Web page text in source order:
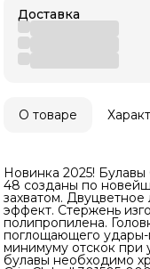
Доставка
О товаре
Новинка 2025!
48 созданы по
захватом.
эффект. Стержень
полипропилена.
поглощающего удары-
минимуму отскок при
булавы необходимо